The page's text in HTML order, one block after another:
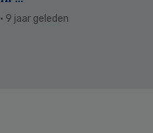
· 9 jaar geleden